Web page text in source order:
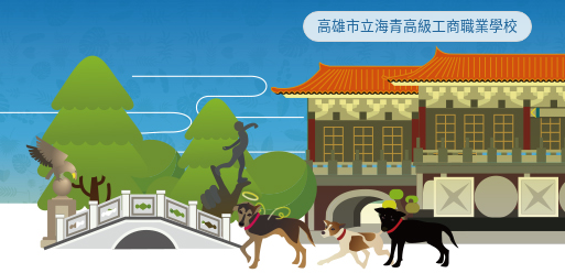
高雄市立海青高級工商職業學校